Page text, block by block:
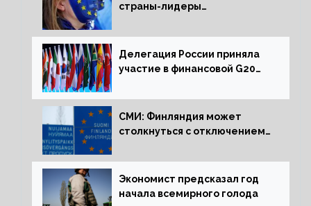
страны-лидеры
активов
Делегация России приняла
участие в финансовой G20
СМИ: Финляндия может
столкнуться с отключением
Экономист предсказал год
начала всемирного голода